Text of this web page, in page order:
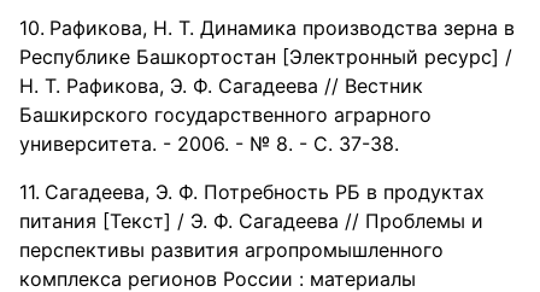
Рафикова, Н. Т. Динамика производства зерна в
Республике Башкортостан [Электронный ресурс] /
Н. Т. Рафикова, Э. Ф. Сагадеева // Вестник
Башкирского государственного аграрного
университета. - 2006. - № 8. - С. 37-38.
Сагадеева, Э. Ф. Потребность РБ в продуктах
питания [Текст] / Э. Ф. Сагадеева // Проблемы и
перспективы развития агропромышленного
комплекса регионов России : материалы